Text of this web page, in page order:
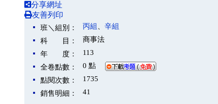
分享網址
友善列印
班＼組別： 丙組
辛組
科 目：
商事法
年 度：
113
全卷點數：
0 點
點閱次數：
1735
銷售明細：
41